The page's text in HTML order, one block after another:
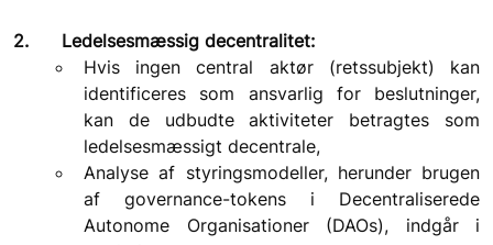
2.      Ledelsesmæssig decentralitet:
Hvis ingen central aktør (retssubjekt) kan
identificeres som ansvarlig for beslutninger,
kan de udbudte aktiviteter betragtes som
ledelsesmæssigt decentrale,
Analyse af styringsmodeller, herunder brugen
af governance-tokens i Decentraliserede
Autonome Organisationer (DAOs), indgår i